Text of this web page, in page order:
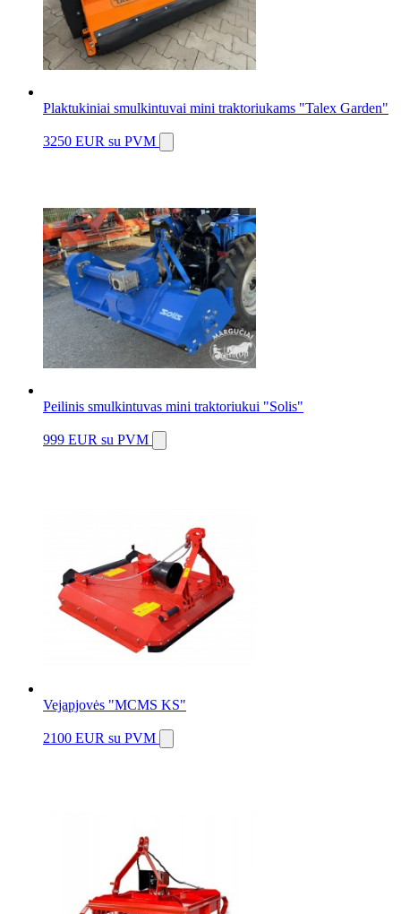
Plaktukiniai smulkintuvai mini traktoriukams "Talex Garden"
3250 EUR su PVM
Peilinis smulkintuvas mini traktoriukui "Solis"
999 EUR su PVM
Vejapjovės "MCMS KS"
2100 EUR su PVM